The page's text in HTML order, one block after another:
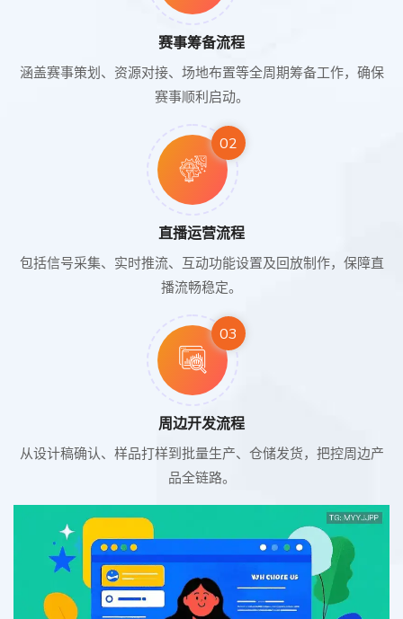
赛事筹备流程
涵盖赛事策划、资源对接、场地布置等全周期筹备工作，确保
赛事顺利启动。
02
直播运营流程
包括信号采集、实时推流、互动功能设置及回放制作，保障直
播流畅稳定。
03
周边开发流程
从设计稿确认、样品打样到批量生产、仓储发货，把控周边产
品全链路。